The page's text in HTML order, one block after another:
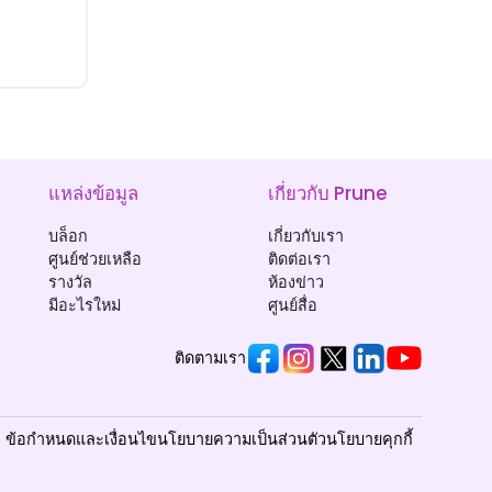
แหล่งข้อมูล
บล็อก
ศูนย์ช่วยเหลือ
รางวัล
มีอะไรใหม่
เกี่ยวกับ Prune
เกี่ยวกับเรา
ติดต่อเรา
ห้องข่าว
ศูนย์สื่อ
ติดตามเรา
ข้อกำหนดและเงื่อนไขนโยบายความเป็นส่วนตัวนโยบายคุกกี้